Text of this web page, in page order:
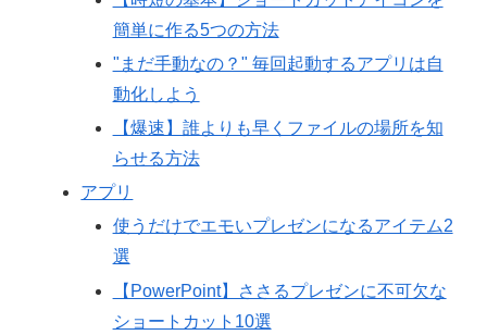
簡単に作る5つの方法
"まだ手動なの？" 毎回起動するアプリは自
動化しよう
【爆速】誰よりも早くファイルの場所を知
らせる方法
アプリ
使うだけでエモいプレゼンになるアイテム2
選
【PowerPoint】ささるプレゼンに不可欠な
ショートカット10選